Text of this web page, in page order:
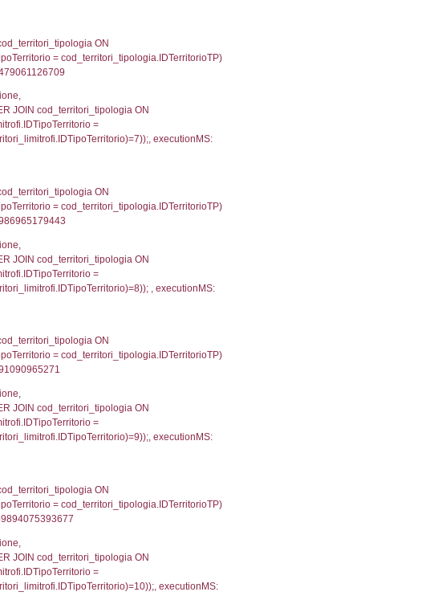
= 3372 ) AND
'; ') AS DescAltro,
=
='NF185') and
0.014860868453979
f_territori_limitrofi.Denominazione,
INNER JOIN cod_territori_tipologia ON
=
reg_f_territori_limitrofi.Denominazione,
JOIN cod_territori_tipologia ON
=
executionMS:
f_territori_limitrofi.Denominazione,
cod_territori_tipologia ON
=
reg_f_territori_limitrofi.Denominazione,
JOIN cod_territori_tipologia ON
=
executionMS:
f_territori_limitrofi.Denominazione,